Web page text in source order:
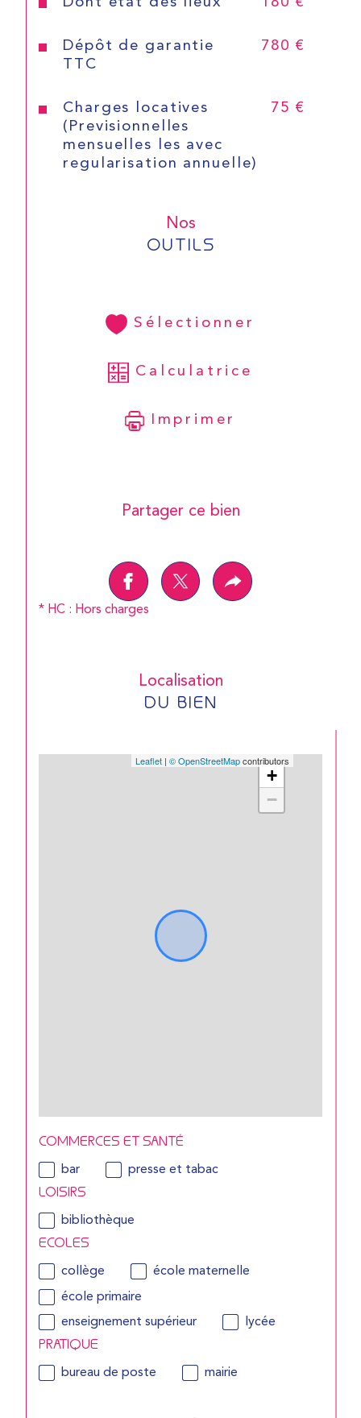
Dépôt de garantie
TTC
780 €
Charges locatives
(Previsionnelles
mensuelles les avec
regularisation annuelle)
75 €
Nos
OUTILS
Sélectionner
Calculatrice
Imprimer
Partager ce bien
* HC : Hors charges
Localisation
DU BIEN
+
−
Leaflet | © OpenStreetMapcontributors
COMMERCES ET SANTÉ
bar
presse et tabac
LOISIRS
bibliothèque
ECOLES
collège
école maternelle
école primaire
enseignement supérieur
lycée
PRATIQUE
bureau de poste mairie